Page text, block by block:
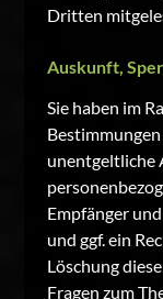
Dritten
Auskunft,
Sie haben im
unentgeltliche
Empfänger
und ggf. ein
Löschung
Fragen zum